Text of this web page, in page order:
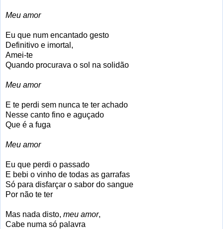
Meu amor
Eu que num encantado gesto
Definitivo e imortal,
Amei-te
Quando procurava o sol na solidão
Meu amor
E te perdi sem nunca te ter achado
Nesse canto fino e aguçado
Que é a fuga
Meu amor
Eu que perdi o passado
E bebi o vinho de todas as garrafas
Só para disfarçar o sabor do sangue
Por não te ter
Mas nada disto, meu amor,
Cabe numa só palavra